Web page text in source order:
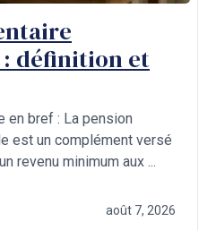
définition et
en bref : La pension
est un complément versé
revenu minimum aux ...
août 7, 2026